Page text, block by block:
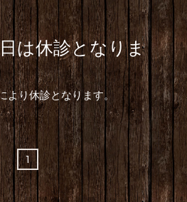
は休診となりま
より休診となります。
1